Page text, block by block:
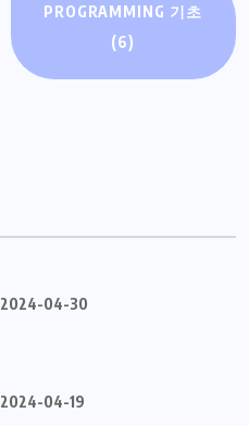
PROGRAMMING 기초
(6)
2024-04-30
2024-04-19